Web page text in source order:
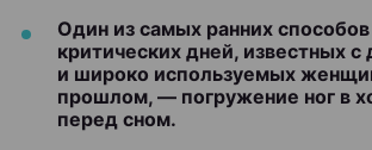
Один из самых ранних
критических дней, известных с
и широко используемых
прошлом, — погружение ног в
перед сном.